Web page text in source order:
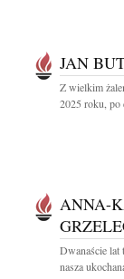
JAN
Z wielkim
2025 roku, po
ANNA-
Dwanaście lat
nasza